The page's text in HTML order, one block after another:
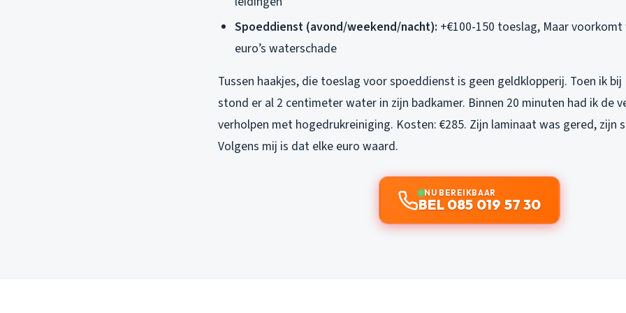
Spoeddienst (avond/weekend/nacht): +€100-150 toeslag, Maar
euro’s waterschade
Tussen haakjes, die toeslag voor spoeddienst is geen geldklopperij. Toen ik
stond er al 2 centimeter water in zijn badkamer. Binnen 20 minuten had ik de
verholpen met hogedrukreiniging. Kosten: €285. Zijn laminaat was gered, zijn
Volgens mij is dat elke euro waard.
NU BEREIKBAAR
BEL 085 019 57 30